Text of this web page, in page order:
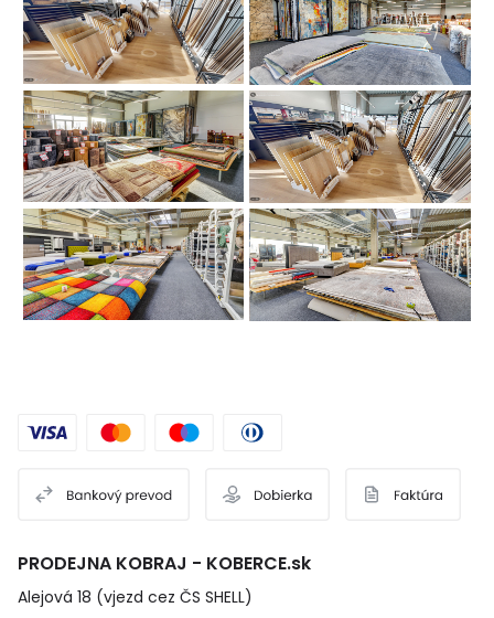
PRODEJNA KOBRAJ - KOBERCE.sk
Alejová 18 (vjezd cez ČS SHELL)